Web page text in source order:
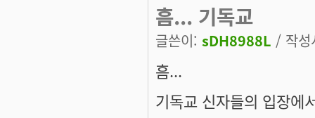
흠... 기독교
글쓴이: sDH8988L / 작
흠...
기독교 신자들의 입장에